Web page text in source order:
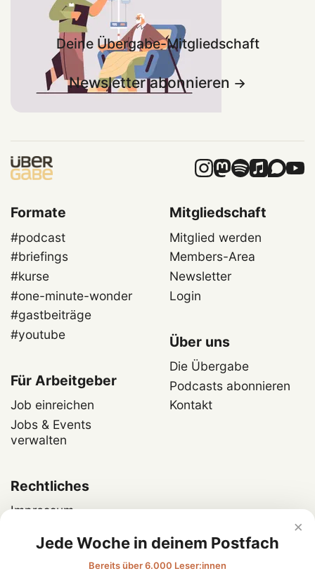
Deine Übergabe-Mitgliedschaft
Newsletter abonnieren
Formate
#podcast
#briefings
#kurse
#one-minute-wonder
#gastbeiträge
#youtube
Mitgliedschaft
Mitglied werden
Members-Area
Newsletter
Login
Für Arbeitgeber
Job einreichen
Jobs & Events
verwalten
Über uns
Die Übergabe
Podcasts abonnieren
Kontakt
Rechtliches
Impressum
×
Jede Woche in deinem Postfach
Bereits über 6.000 Leser:innen